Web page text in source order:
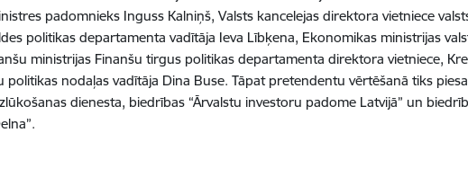
padomnieks Inguss Kalniņš, Valsts kancelejas direktora vietniece
politikas departamenta vadītāja Ieva Lībķena, Ekonomikas ministrijas
ministrijas Finanšu tirgus politikas departamenta direktora vietniece,
politikas nodaļas vadītāja Dina Buse. Tāpat pretendentu vērtēšanā tiks
dienesta, biedrības “Ārvalstu investoru padome Latvijā” un